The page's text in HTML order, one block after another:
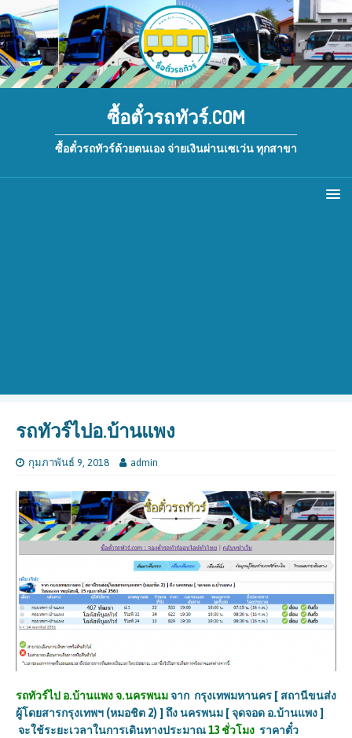
ซื้อตั๋วรถทัวร์.COM
ซื้อตั๋วรถทัวร์ด้วยตนเอง จ่ายเงินผ่านเซเว่น ทุกสาขา
รถทัวร์ไปอ.บ้านแพง
กุมภาพันธ์ 9, 2018 admin
รถทัวร์ไป อ.บ้านแพง จ.นครพนมจาก กรุงเทพมหานคร [ สถานีขนส่ง
ผู้โดยสารกรุงเทพฯ (หมอชิต 2) ] ถึง นครพนม [ จุดจอด อ.บ้านแพง ]
จะใช้ระยะเวลาในการเดินทางประมาณ13 ชั่วโมง ราคาตั๋ว